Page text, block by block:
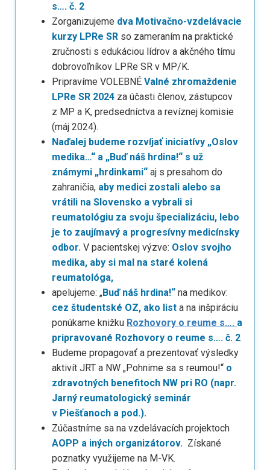
s…. č. 2
Zorganizujeme dva Motivačno-vzdelávacie
kurzy LPRe SR so zameraním na praktické
zručnosti s edukáciou lídrov a akčného tímu
dobrovoľníkov LPRe SR v MP/K.
Pripravíme VOLEBNÉ Valné zhromaždenie
LPRe SR 2024 za účasti členov, zástupcov
z MP a K, predsedníctva a revíznej komisie
(máj 2024).
Naďalej budeme rozvíjať iniciatívy „Oslov
medika…“ a „Buď náš hrdina!“ s už
známymi „hrdinkami“ aj s presahom do
zahraničia, aby medici zostali alebo sa
vrátili na Slovensko a vybrali si
reumatológiu za svoju špecializáciu, lebo
je to zaujímavý a progresívny medicínsky
odbor. V pacientskej výzve: Oslov svojho
medika, aby si mal na staré kolená
reumatológa,
apelujeme: „Buď náš hrdina!“ na medikov:
cez študentské OZ, ako list a na inšpiráciu
ponúkame knižku Rozhovory o reume s…. a
pripravované Rozhovory o reume s…. č. 2
Budeme propagovať a prezentovať výsledky
aktivít JRT a NW „Pohnime sa s reumou!“ o
zdravotných benefitoch NW pri RO (napr.
Jarný reumatologický seminár
v Piešťanoch a pod.).
Zúčastníme sa na vzdelávacích projektoch
AOPP a iných organizátorov. Získané
poznatky využijeme na M-VK.